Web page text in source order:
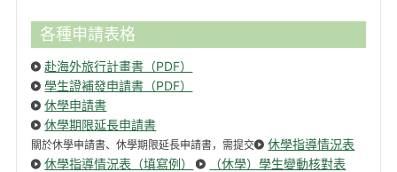
各種申請表格
赴海外旅行計畫書（PDF）
學生證補發申請書（PDF）
休學申請書
休學期限延長申請書
關於休學申請書、休學期限延長申請書，需提交
休學指導情況表
休學指導情況表（填寫例）
（休學）學生變動核對表